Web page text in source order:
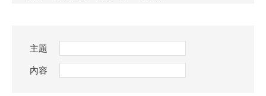
主題
內容